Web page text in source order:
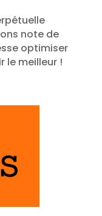
note de
optimiser
le meilleur !